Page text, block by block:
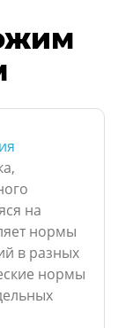
на
нормы
в разных
нормы